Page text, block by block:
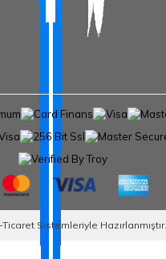
TicaretSistemleriyle Hazırlanmıştır.